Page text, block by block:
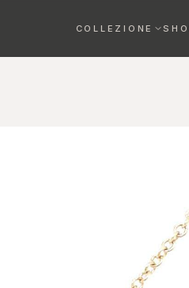
COLLEZIONE
Anelli
ELEGANZA